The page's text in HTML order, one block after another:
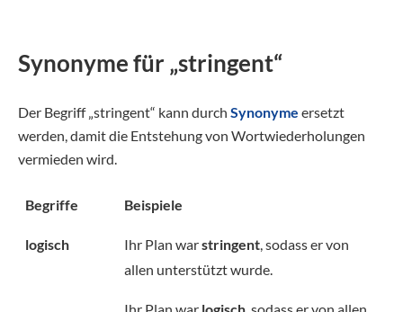
Synonyme für „stringent“
Der Begriff „stringent“ kann durch Synonyme ersetzt
werden, damit die Entstehung von Wortwiederholungen
vermieden wird.
Begriffe Beispiele
logisch Ihr Plan warstringent, sodass er von
allen unterstützt wurde.